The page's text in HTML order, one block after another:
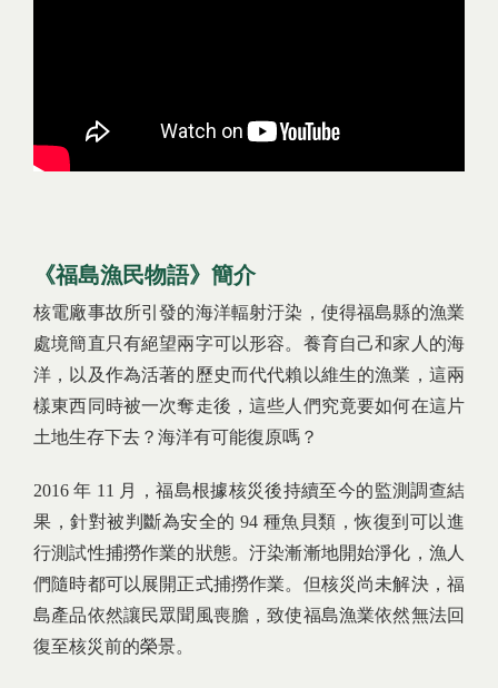
《福島漁民物語》簡介
核電廠事故所引發的海洋輻射汙染，使得福島縣的漁業
處境簡直只有絕望兩字可以形容。養育自己和家人的海
洋，以及作為活著的歷史而代代賴以維生的漁業，這兩
樣東西同時被一次奪走後，這些人們究竟要如何在這片
土地生存下去？海洋有可能復原嗎？
2016 年 11 月，福島根據核災後持續至今的監測調查結
果，針對被判斷為安全的 94 種魚貝類，恢復到可以進
行測試性捕撈作業的狀態。汙染漸漸地開始淨化，漁人
們隨時都可以展開正式捕撈作業。但核災尚未解決，福
島產品依然讓民眾聞風喪膽，致使福島漁業依然無法回
復至核災前的榮景。